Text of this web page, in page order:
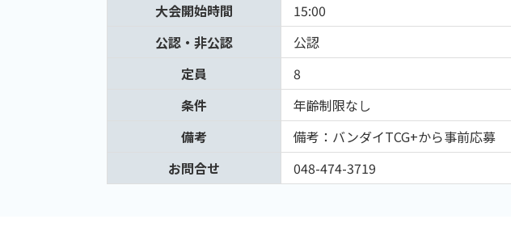
大会開始時間
15:00
公認・非公認
公認
定員
8
条件
年齢制限なし
備考
備考：バンダイTCG+から事前応募
お問合せ
048-474-3719